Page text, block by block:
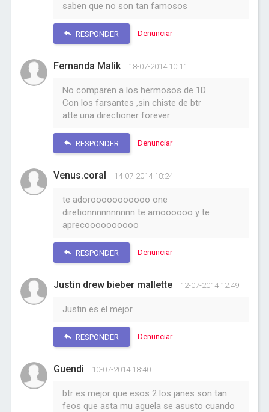
saben que no son tan famosos
RESPONDER Denunciar
Fernanda Malik 18-07-2014 10:11
No comparen a los hermosos de 1D
Con los farsantes ,sin chiste de btr
atte.una directioner forever
RESPONDER Denunciar
Venus.coral 14-07-2014 18:24
te adorooooooooooo one
diretionnnnnnnnnn te amoooooo y te
aprecoooooooooo
RESPONDER Denunciar
Justin drew bieber mallette 12-07-2014 12:49
Justin es el mejor
RESPONDER Denunciar
Guendi 10-07-2014 18:40
btr es mejor que esos 2 los janes son tan
feos que asta mu aguela se asusto cuando